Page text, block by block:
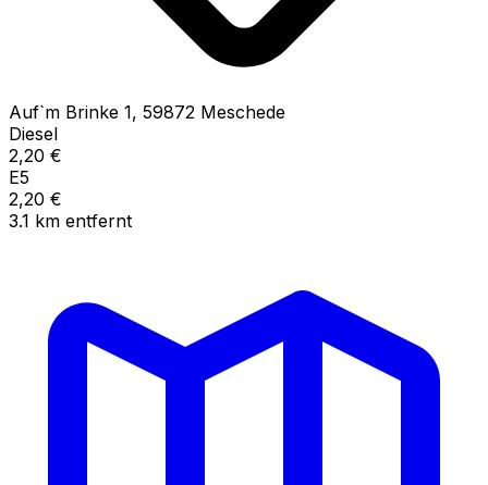
Auf`m Brinke 1, 59872 Meschede
Diesel
2,20 €
E5
2,20 €
3.1 km entfernt